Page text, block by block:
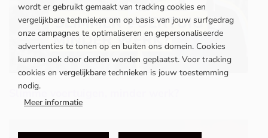
Slimme voertuigen, minder werk?
wordt er gebruikt gemaakt van tracking cookies en
vergelijkbare technieken om op basis van jouw surfgedrag
onze campagnes te optimaliseren en gepersonaliseerde
advertenties te tonen op en buiten ons domein. Cookies
kunnen ook door derden worden geplaatst. Voor tracking
cookies en vergelijkbare technieken is jouw toestemming
nodig.
Meer informatie